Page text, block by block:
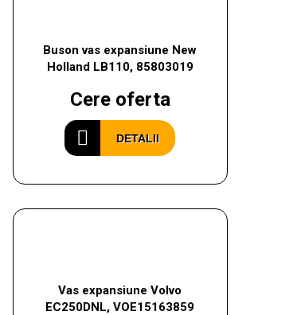
Buson vas expansiune New
Holland LB110, 85803019
Cere oferta
DETALII
Vas expansiune Volvo
EC250DNL, VOE15163859